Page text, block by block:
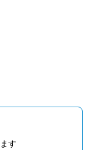
す